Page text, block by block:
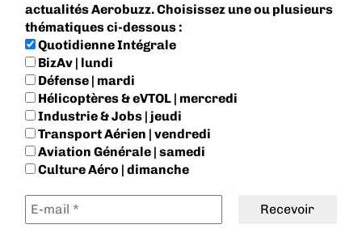
actualités Aerobuzz. Choisissez une ou plusieurs
thématiques ci-dessous :
Quotidienne Intégrale
BizAv | lundi
Défense | mardi
Hélicoptères & eVTOL | mercredi
Industrie & Jobs | jeudi
Transport Aérien | vendredi
Aviation Générale | samedi
Culture Aéro | dimanche